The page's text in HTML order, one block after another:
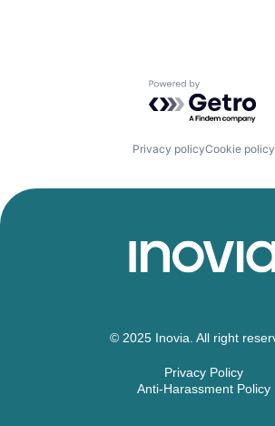
Powered by
Privacy policyCookie policy
© 2025 Inovia. All right
Privacy Policy
Anti-Harassment Policy